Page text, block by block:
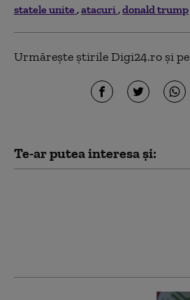
statele unite atacuri donald trump
Urmărește știrile Digi24.ro și pe
Te-ar putea interesa și: